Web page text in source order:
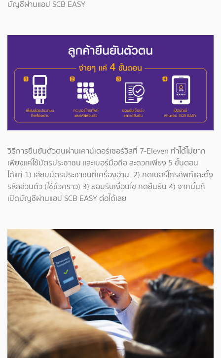
บัญชีผ่านแอป SCB EASY
วิธีการยืนยันตัวตนผ่านเคาน์เตอร์เซอร์วิสที่ 7-Eleven ทำได้ไม่ยาก
เพียงแค่ใช้บัตรประชาชน และเบอร์มือถือ สะดวกเพียง 5 ขั้นตอน
ได้แก่ 1) เสียบบัตรประชาชนที่เครื่องอ่าน 2) กดเบอร์โทรศัพท์และตั้ง
รหัสส่วนตัว (ใช้ชั่วคราว) 3) ยอมรับเงื่อนไข กดยืนยัน 4) จากนั้นก็
เปิดบัญชีผ่านแอป SCB EASY ต่อได้เลย